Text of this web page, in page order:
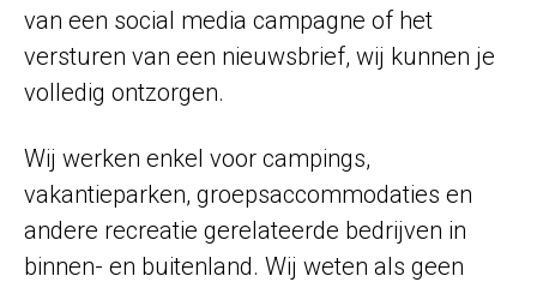
van een social media campagne of het
versturen van een nieuwsbrief, wij kunnen je
volledig ontzorgen.
Wij werken enkel voor campings,
vakantieparken, groepsaccommodaties en
andere recreatie gerelateerde bedrijven in
binnen- en buitenland. Wij weten als geen